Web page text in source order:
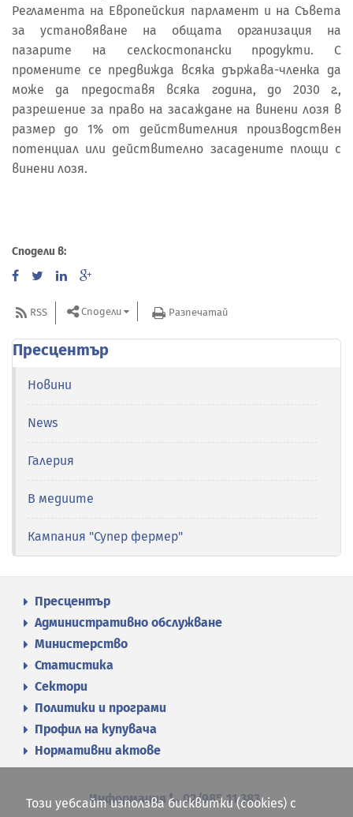
Регламента на Европейския парламент и на Съвета
за установяване на общата организация на
пазарите на селскостопански продукти. С
промените се предвижда всяка държава-членка да
може да предоставя всяка година, до 2030 г.,
разрешение за право на засаждане на винени лозя в
размер до 1% от действителния производствен
потенциал или действително засадените площи с
винени лозя.
Сподели в:
RSS Сподели Разпечатай
Пресцентър
Новини
News
Галерия
В медиите
Кампания "Супер фермер"
Пресцентър
Административно обслужване
Министерство
Статистика
Сектори
Политики и програми
Профил на купувача
Нормативни актове
Информация 02/985 11 383
Този уебсайт използва бисквитки (cookies) с